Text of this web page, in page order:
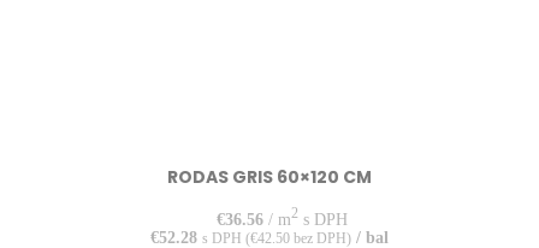
RODAS GRIS 60×120 CM
€36.56/ m2s DPH
€52.28 s DPH (€42.50 bez DPH) / bal